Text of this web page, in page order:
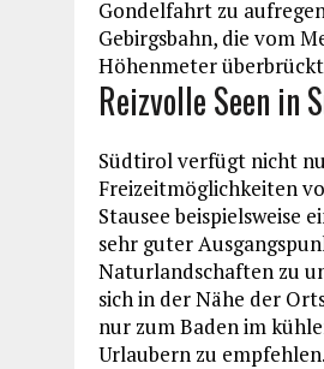
Gondelfahrt zu
Gebirgsbahn, die vom
Höhenmeter
Reizvolle Seen in
Südtirol verfügt nicht
Freizeitmöglichkeiten
Stausee beispielsweise
sehr guter
Naturlandschaften zu
sich in der Nähe der
nur zum Baden im
Urlaubern zu